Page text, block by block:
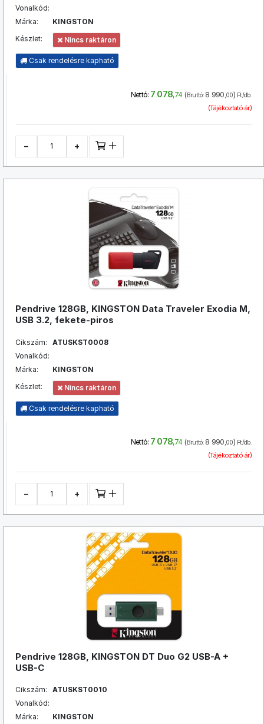
Vonalkód:
Márka:
KINGSTON
Készlet:
Nincs raktáron
Csak rendelésre kapható
Nettó: 7 078,74 (Bruttó:8 990,00) Ft/db.
(Tájékoztató ár)
− +
Pendrive 128GB, KINGSTON Data Traveler Exodia M,
USB 3.2, fekete-piros
Cikszám:
ATUSKST0008
Vonalkód:
Márka:
KINGSTON
Készlet:
Nincs raktáron
Csak rendelésre kapható
Nettó: 7 078,74 (Bruttó:8 990,00) Ft/db.
(Tájékoztató ár)
− +
Pendrive 128GB, KINGSTON DT Duo G2 USB-A +
USB-C
Cikszám:
ATUSKST0010
Vonalkód:
Márka:
KINGSTON